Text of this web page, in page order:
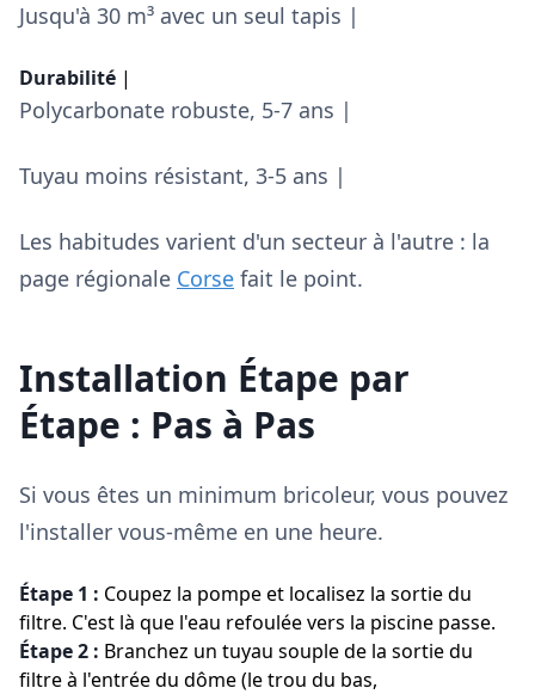
Jusqu'à 30 m³ avec un seul tapis |
Durabilité |
Polycarbonate robuste, 5-7 ans |
Tuyau moins résistant, 3-5 ans |
Les habitudes varient d'un secteur à l'autre : la
page régionale Corse fait le point.
Installation Étape par
Étape : Pas à Pas
Si vous êtes un minimum bricoleur, vous pouvez
l'installer vous-même en une heure.
Étape 1 : Coupez la pompe et localisez la sortie du
filtre. C'est là que l'eau refoulée vers la piscine passe.
Étape 2 : Branchez un tuyau souple de la sortie du
filtre à l'entrée du dôme (le trou du bas,